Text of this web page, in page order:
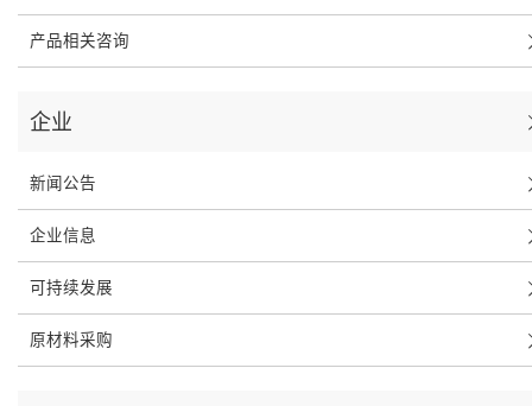
产品相关咨询
企业
新闻公告
企业信息
可持续发展
原材料采购